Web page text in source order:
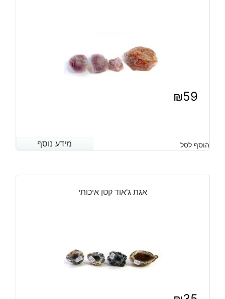
₪59
מידע נוסף הוסף לסל מידע נוסף
אגת ג'אוד קטן איכותי